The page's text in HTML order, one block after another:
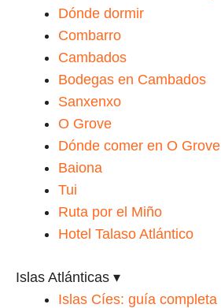
Dónde dormir
Combarro
Cambados
Bodegas en Cambados
Sanxenxo
O Grove
Dónde comer en O Grove
Baiona
Tui
Ruta por el Miño
Hotel Talaso Atlántico
Islas Atlánticas ▾
Islas Cíes: guía completa